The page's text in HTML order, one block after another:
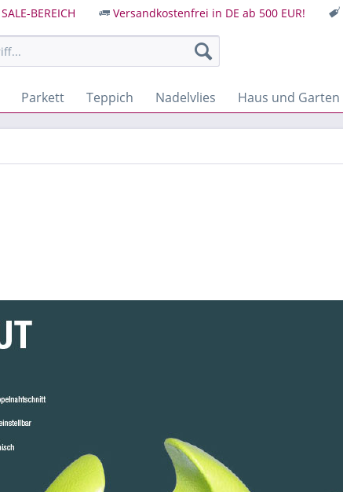
SALE-BEREICH Versandkostenfrei in DE ab 500 EUR!
Parkett Teppich Nadelvlies Haus und Garten